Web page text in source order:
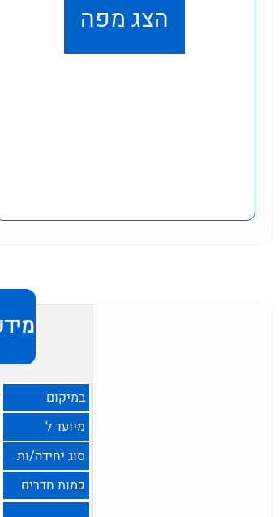
הצג מפה
במיקום
מיועד ל
סוג יחידה/ות
כמות חדרים